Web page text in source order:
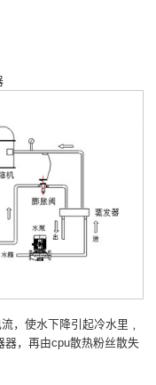
，使水下降引起冷水里﹐
器，再由cpu散热粉丝散失